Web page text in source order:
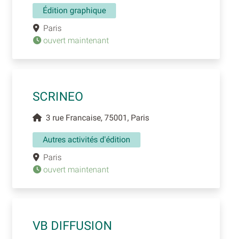
Édition graphique
Paris
ouvert maintenant
SCRINEO
3 rue Francaise, 75001, Paris
Autres activités d'édition
Paris
ouvert maintenant
VB DIFFUSION